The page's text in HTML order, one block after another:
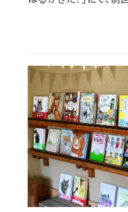
カードを販売します。